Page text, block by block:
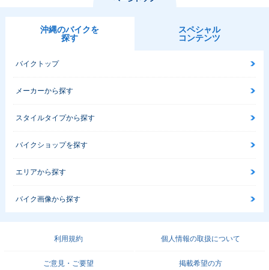
沖縄のバイクを
探す
スペシャル
コンテンツ
バイクトップ
メーカーから探す
スタイルタイプから探す
バイクショップを探す
エリアから探す
バイク画像から探す
利用規約 個人情報の取扱について
ご意見・ご要望 掲載希望の方